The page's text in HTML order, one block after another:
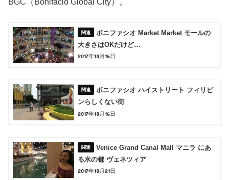
ボニファシオ Market Market モールの
大きさはOKだけど…
2017年10月16日
ボニファシオ ハイストリート フィリピ
ンらしくない街
2017年10月16日
Venice Grand Canal Mall マニラ にあ
る水の都 ヴェネツィア
2017年10月21日